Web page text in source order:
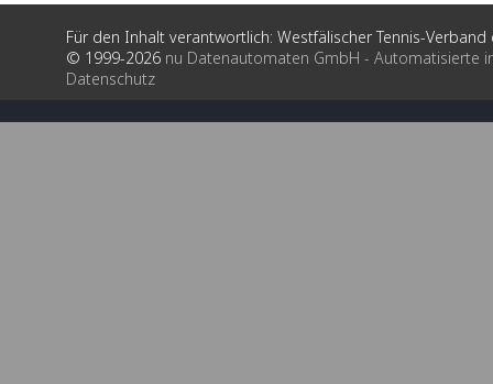
Für den Inhalt verantwortlich: Westfälischer Tennis-Verband
© 1999-2026 nu Datenautomaten GmbH - Automatisierte
Datenschutz